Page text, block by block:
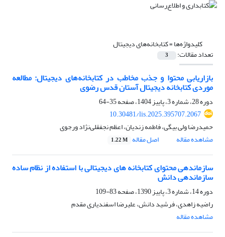
کلیدواژه‌ها =کتابخانه‌های دیجیتال
تعداد مقالات: 3
بازاریابی محتوا و جذب مخاطب در کتابخانه‌­های‌ دیجیتال: مطالعه
موردی کتابخانه دیجیتال آستان قدس رضوی
دوره 28، شماره 3، پاییز 1404، صفحه
35-64
10.30481/lis.2025.395707.2067
حمیدرضا ولی بیگی، فاطمه زندیان، اعظم نجفقلی‌نژاد ورجوی
مشاهده مقاله
اصل مقاله 1.22 M
سازماندهی محتوای کتابخانه های دیجیتالی با استفاده از نظام ساده
سازماندهی دانش
دوره 14، شماره 3، پاییز 1390، صفحه
83-109
راضیه زاهدی، فرشید دانش، علیرضا اسفندیاری مقدم
مشاهده مقاله